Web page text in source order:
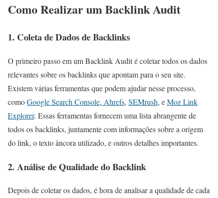
Como Realizar um Backlink Audit
1. Coleta de Dados de Backlinks
O primeiro passo em um Backlink Audit é coletar todos os dados
relevantes sobre os backlinks que apontam para o seu site.
Existem várias ferramentas que podem ajudar nesse processo,
comoGoogle Search Console, Ahrefs, SEMrush, eMoz Link
Explorer. Essas ferramentas fornecem uma lista abrangente de
todos os backlinks, juntamente com informações sobre a origem
do link, o texto âncora utilizado, e outros detalhes importantes.
2. Análise de Qualidade do Backlink
Depois de coletar os dados, é hora de analisar a qualidade de cada